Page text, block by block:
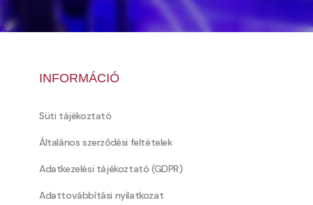
INFORMÁCIÓ
Süti tájékoztató
Általános szerződési feltételek
Adatkezelési tájékoztató (GDPR)
Adattovábbítási nyilatkozat